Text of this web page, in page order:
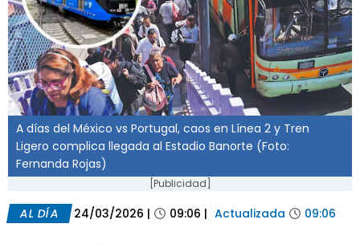
A días del México vs Portugal, caos en Línea 2 y Tren
Ligero complica llegada al Estadio Banorte (Foto:
Fernanda Rojas)
[Publicidad]
AL DÍA 24/03/2026 | 09:06 | Actualizada 09:06